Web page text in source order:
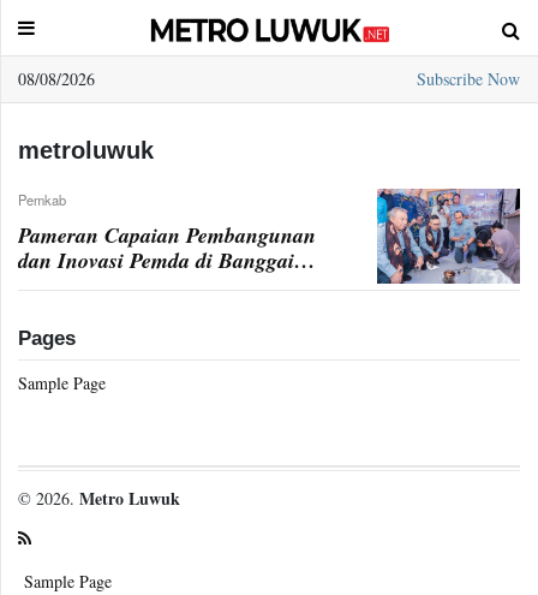
08/08/2026
Subscribe Now
Sample
metroluwuk
Pemkab
Pameran Capaian Pembangunan
dan Inovasi Pemda di Banggai
Government Expo 2024
Pages
Sample Page
© 2026. Metro Luwuk
Sample Page